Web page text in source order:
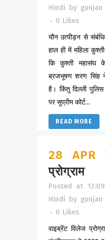
Hindi
by
0 Likes
यौन उत्पीड़न से
हाल ही में महिला
कि कुश्ती महासंघ
ब्रजभूषण शरण सिंह
है। किंतु दिल्ली पुलिस
पर सुप्रीम कोर्ट...
READ MORE
28 APR
प्रोग्राम
Posted at
Hindi
by
0 Likes
वाइब्रेंट विलेज